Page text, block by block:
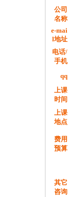
公司
名称
e-mai
l地址
电话/
手机
qq
上课
时间
上课
地点
费用
预算
其它
咨询